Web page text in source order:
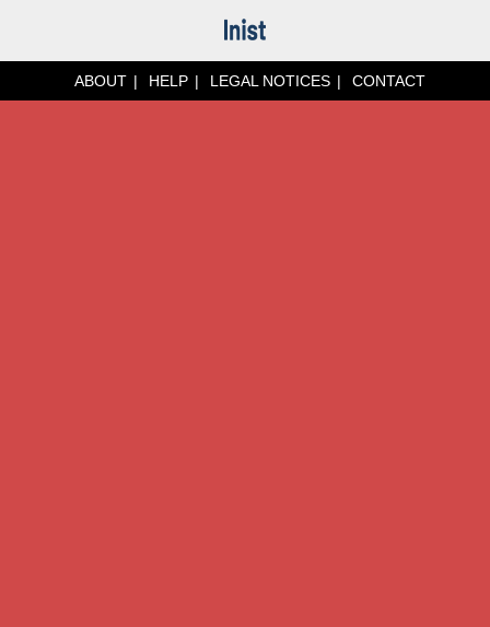
ABOUT HELP LEGAL NOTICES CONTACT